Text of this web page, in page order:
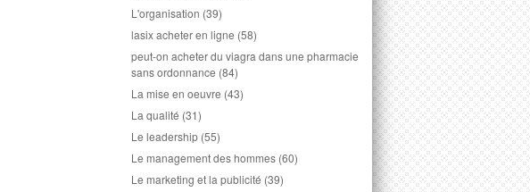
L'organisation (39)
lasix acheter en ligne (58)
peut-on acheter du viagra dans une pharmacie
sans ordonnance (84)
La mise en oeuvre (43)
La qualité (31)
Le leadership (55)
Le management des hommes (60)
Le marketing et la publicité (39)